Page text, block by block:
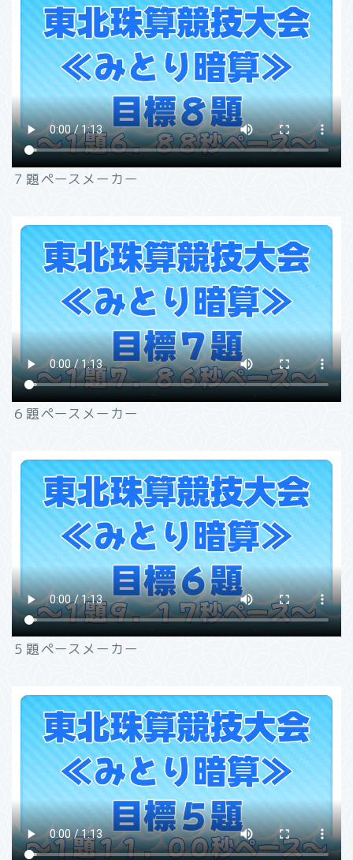
７題ペースメーカー
６題ペースメーカー
５題ペースメーカー